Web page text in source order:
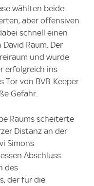
wählten beide
aber offensiven
schnell einen
Raum. Der
und wurde
erfolgreich ins
Tor von BVB-Keeper
Gefahr.
Raums scheiterte
Distanz an der
Simons
Abschluss
des
der für die